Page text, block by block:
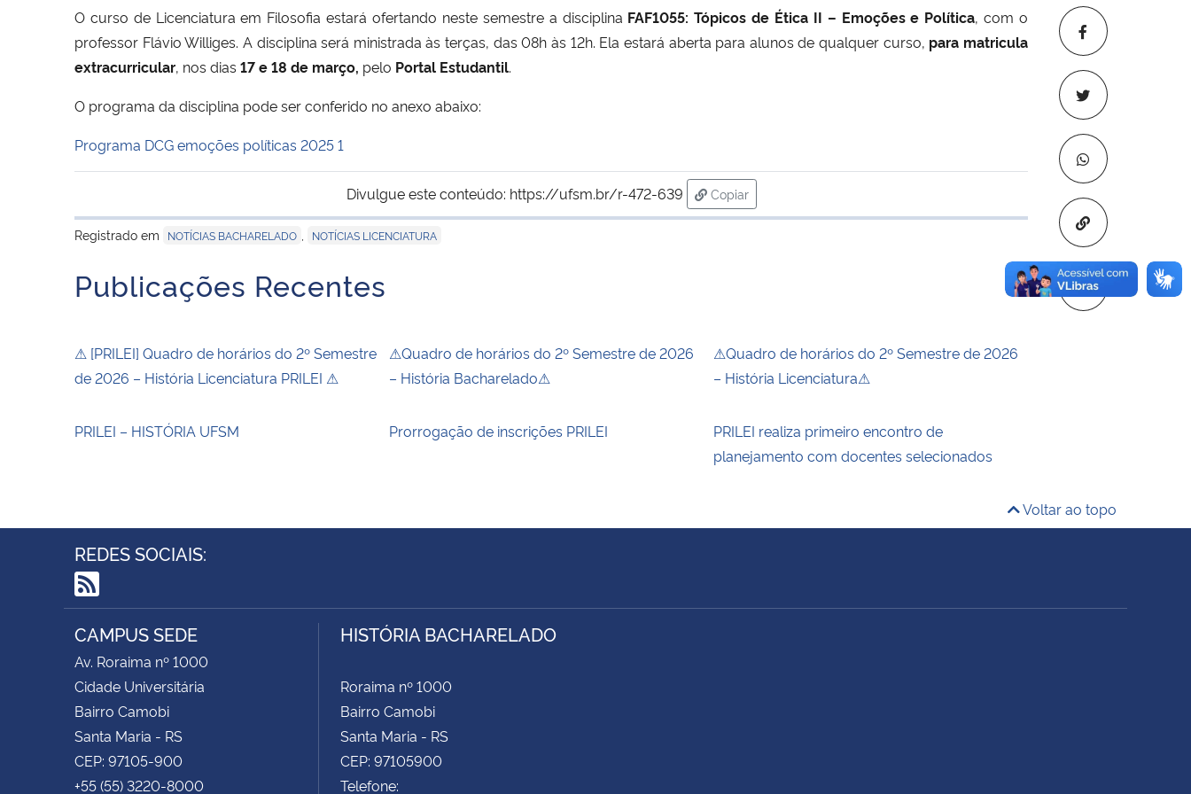
Copiar para
O curso de Licenciatura em Filosofia estará ofertando neste semestre a disciplina FAF1055: Tópicos de Ética II – Emoções e Política, com o
professor Flávio Williges. A disciplina será ministrada às terças, das 08h às 12h. Ela estará aberta para alunos de qualquer curso, para matricula
extracurricular, nos dias 17 e 18 de março, pelo Portal Estudantil.
O programa da disciplina pode ser conferido no anexo abaixo:
Programa DCG emoções políticas 2025 1
Divulgue este conteúdo: https://ufsm.br/r-472-639
Copiar
para área de transferência
Registrado em
NOTÍCIAS BACHARELADO NOTÍCIAS LICENCIATURA
Publicações Recentes
⚠ [PRILEI] Quadro de horários do 2º Semestre
de 2026 – História Licenciatura PRILEI ⚠
⚠Quadro de horários do 2º Semestre de 2026
– História Bacharelado⚠
⚠Quadro de horários do 2º Semestre de 2026
– História Licenciatura⚠
PRILEI – HISTÓRIA UFSM Prorrogação de inscrições PRILEI
PRILEI realiza primeiro encontro de
planejamento com docentes selecionados
Voltar ao topo
REDES SOCIAIS:
RSS
CAMPUS SEDE
Av. Roraima nº 1000
Cidade Universitária
Bairro Camobi
Santa Maria - RS
CEP: 97105-900
+55 (55) 3220-8000
HISTÓRIA BACHARELADO
Roraima nº 1000
Bairro Camobi
Santa Maria - RS
CEP: 97105900
Telefone: